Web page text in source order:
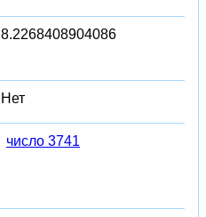
8.2268408904086
Нет
число 3741